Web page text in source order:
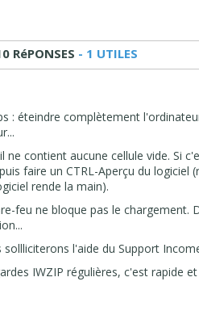
RéPONSES - 1 UTILES
: éteindre complètement
contient aucune cellule vide. Si
faire un CTRL-Aperçu du
rende la main).
feu ne bloque pas le chargement.
l'aide du Support
IWZIP régulières, c'est rapide